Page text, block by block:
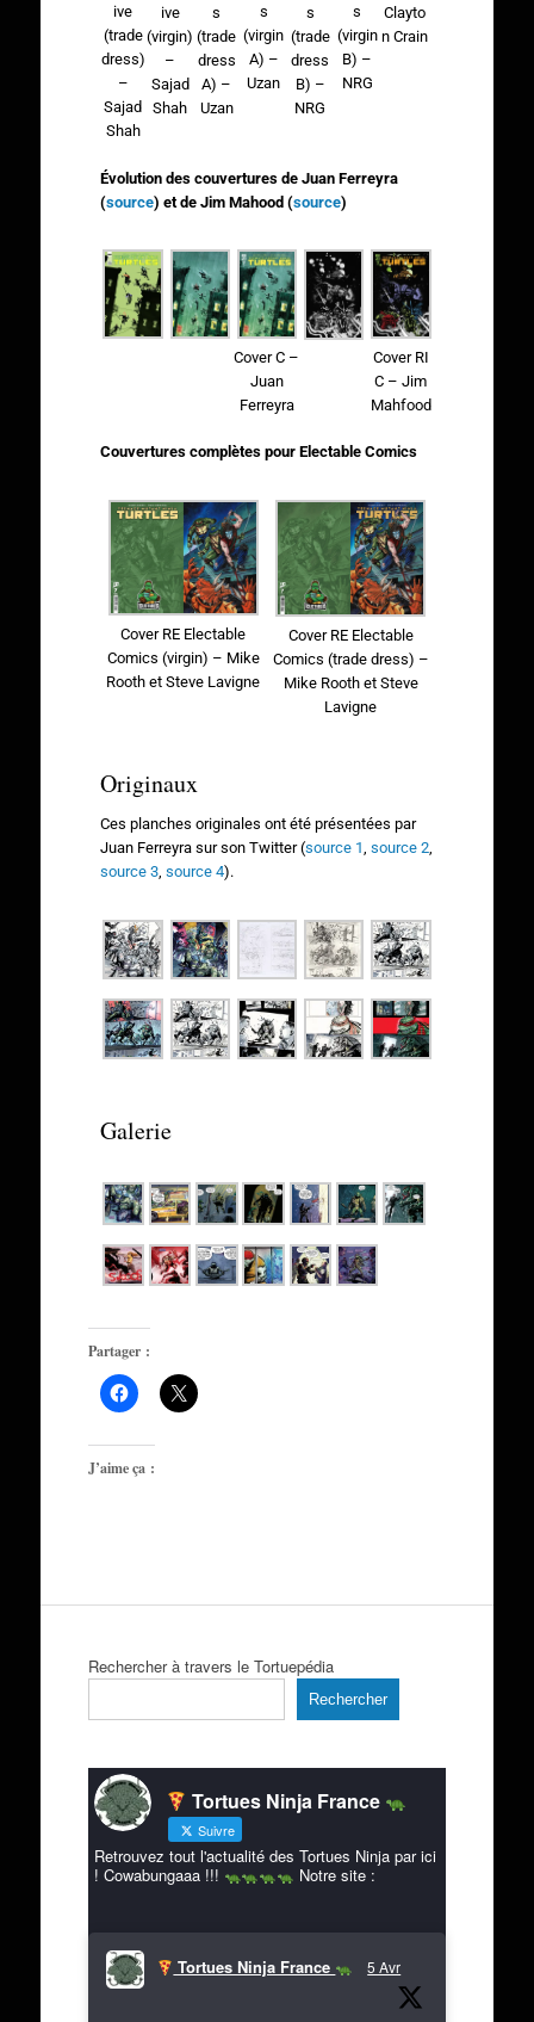
ive
(trade
dress)
–
Sajad
Shah
ive
(virgin)
–
Sajad
Shah
s
(trade
dress
A) –
Uzan
s
(virgin
A) –
Uzan
s
(trade
dress
B) –
NRG
s
(virgin
B) –
NRG
Clayto
n Crain
Évolution des couvertures de Juan Ferreyra
(source) et de Jim Mahood (source)
Cover C –
Juan
Ferreyra
Cover RI
C – Jim
Mahfood
Couvertures complètes pour Electable Comics
Cover RE Electable
Comics (virgin) – Mike
Rooth et Steve Lavigne
Cover RE Electable
Comics (trade dress) –
Mike Rooth et Steve
Lavigne
Originaux
Ces planches originales ont été présentées par
Juan Ferreyra sur son Twitter (source 1, source 2,
source 3, source 4).
Galerie
Partager :
J’aime ça :
Rechercher à travers le Tortuepédia
Rechercher
Tortues Ninja France
Suivre
Retrouvez tout l'actualité des Tortues Ninja par ici
! Cowabungaaa !!!
Notre site :
Tortues Ninja France 5 Avr